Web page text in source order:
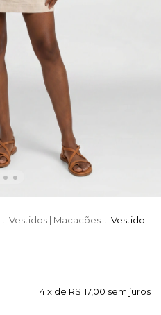
Vestidos | Macacões
Vestido
4x de R$117,00 sem juros